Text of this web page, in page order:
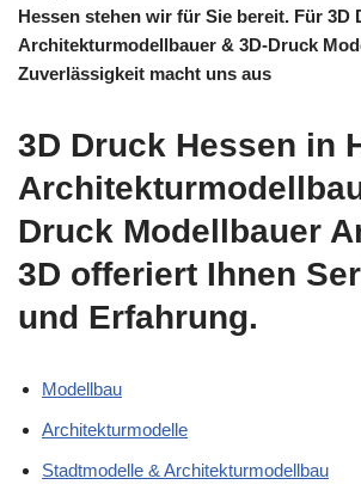
Hessen stehen wir für Sie bereit. Für 3D
Architekturmodellbauer & 3D-Druck
Zuverlässigkeit macht uns aus
3D Druck Hessen in
Druck Modellbauer
3D offeriert Ihnen
und Erfahrung.
Modellbau
Architekturmodelle
Stadtmodelle & Architekturmodellbau